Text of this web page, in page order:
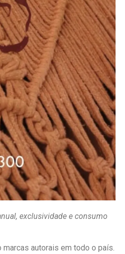
exclusividade e consumo
autorais em todo o país.